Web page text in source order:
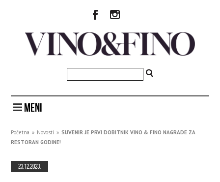
MENI
Početna » Novosti » SUVENIR JE PRVI DOBITNIK VINO & FINO NAGRADE ZA
RESTORAN GODINE!
23.12.2023.